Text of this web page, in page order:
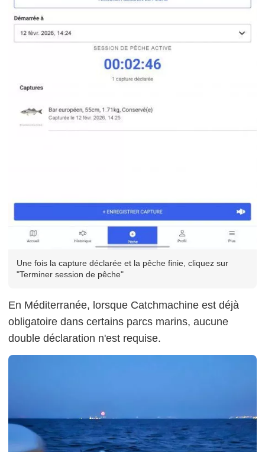
Une fois la capture déclarée et la pêche finie, cliquez sur
"Terminer session de pêche"
En Méditerranée, lorsque Catchmachine est déjà
obligatoire dans certains parcs marins, aucune
double déclaration n'est requise.